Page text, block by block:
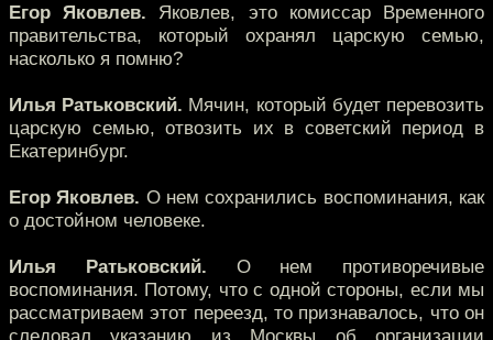
Егор Яковлев. Яковлев, это комиссар Временного
правительства, который охранял царскую семью,
насколько я помню?
Илья Ратьковский. Мячин, который будет перевозить
царскую семью, отвозить их в советский период в
Екатеринбург.
Егор Яковлев. О нем сохранились воспоминания, как
о достойном человеке.
Илья Ратьковский. О нем противоречивые
воспоминания. Потому, что с одной стороны, если мы
рассматриваем этот переезд, то признавалось, что он